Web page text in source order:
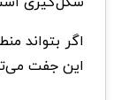
این جفت